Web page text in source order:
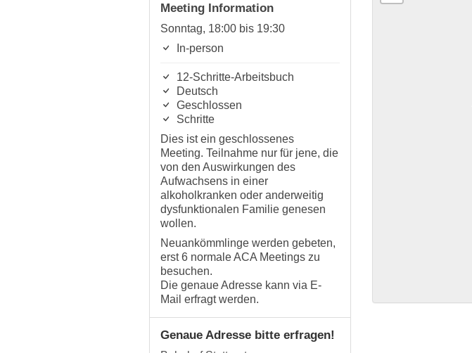
Meeting Information
Sonntag, 18:00 bis 19:30
In-person
12-Schritte-Arbeitsbuch
Deutsch
Geschlossen
Schritte
Dies ist ein geschlossenes
Meeting. Teilnahme nur für jene, die
von den Auswirkungen des
Aufwachsens in einer
alkoholkranken oder anderweitig
dysfunktionalen Familie genesen
wollen.
Neuankömmlinge werden gebeten,
erst 6 normale ACA Meetings zu
besuchen.
Die genaue Adresse kann via E-
Mail erfragt werden.
Genaue Adresse bitte erfragen!